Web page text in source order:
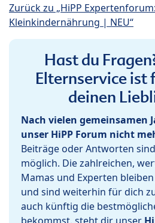
Zurück zu „HiPP
Kleinkindernährung | NEU“
Hast du
Elternservice ist
deinen
Nach vielen gemeinsamen
unser HiPP Forum nicht
Beiträge oder Antworten
möglich. Die zahlreichen,
Mamas und Experten
und sind weiterhin für dich
auch künftig die